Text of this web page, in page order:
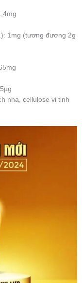
1mg (tương đương 2g
nha, cellulose vi tinh